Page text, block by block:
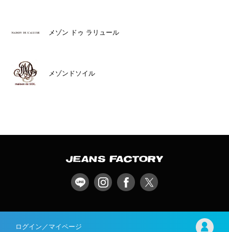
メゾン ドゥ ラリュール
メゾンドソイル
ログイン／マイページ